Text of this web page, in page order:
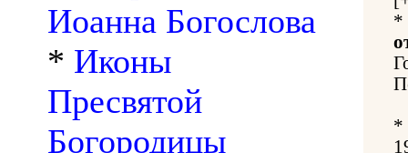
Иоанна Богослова
* Иконы
Пресвятой
Богородицы
*
*